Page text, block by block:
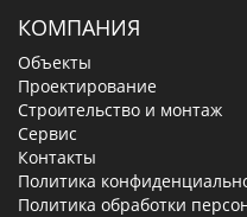
КОМПАНИЯ
Объекты
Проектирование
Строительство и монтаж
Сервис
Контакты
Политика
Политика обработки